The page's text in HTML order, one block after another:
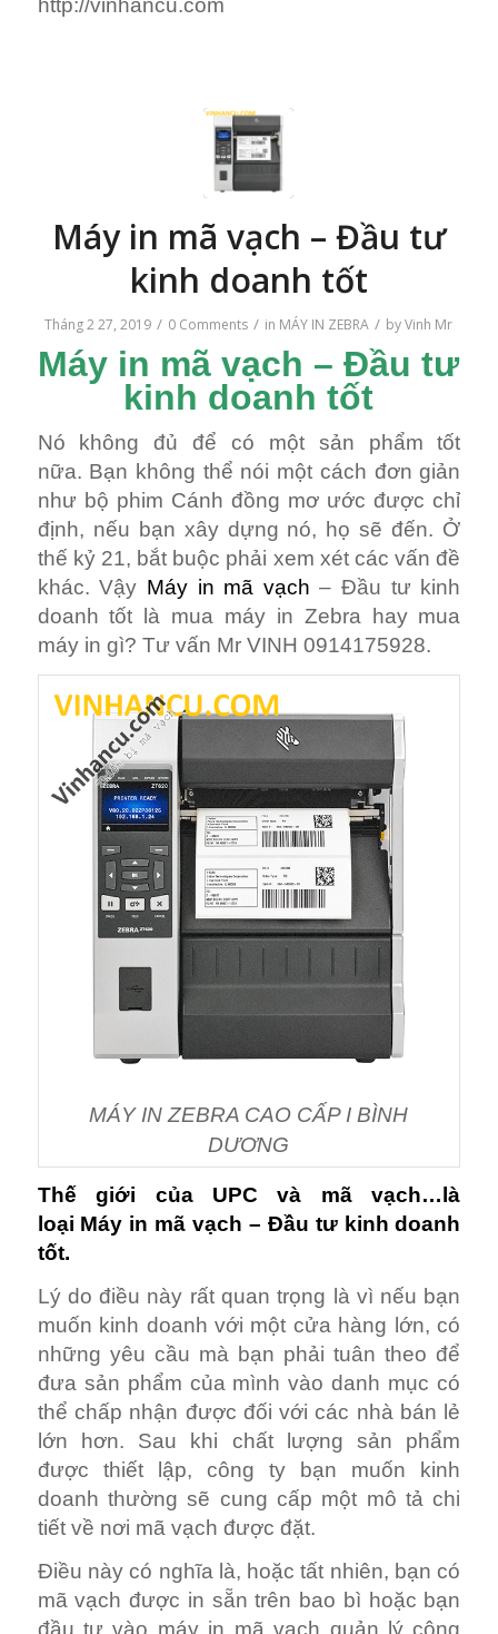
Máy in mã vạch – Đầu tư
kinh doanh tốt
Tháng 2 27, 2019 / 0 Comments / in MÁY IN ZEBRA / byVinh Mr
Máy in mã vạch – Đầu tư
kinh doanh tốt
Nó không đủ để có một sản phẩm tốt
nữa. Bạn không thể nói một cách đơn giản
như bộ phim Cánh đồng mơ ước được chỉ
định, nếu bạn xây dựng nó, họ sẽ đến. Ở
thế kỷ 21, bắt buộc phải xem xét các vấn đề
khác. Vậy Máy in mã vạch – Đầu tư kinh
doanh tốt là mua máy in Zebra hay mua
máy in gì? Tư vấn Mr VINH 0914175928.
MÁY IN ZEBRA CAO CẤP I BÌNH
DƯƠNG
Thế giới của UPCvà mã vạch…là
loại Máy in mã vạch – Đầu tư kinh doanh
tốt.
Lý do điều này rất quan trọng là vì nếu bạn
muốn kinh doanh với một cửa hàng lớn, có
những yêu cầu mà bạn phải tuân theo để
đưa sản phẩm của mình vào danh mục có
thể chấp nhận được đối với các nhà bán lẻ
lớn hơn. Sau khi chất lượng sản phẩm
được thiết lập, công ty bạn muốn kinh
doanh thường sẽ cung cấp một mô tả chi
tiết về nơi mã vạch được đặt.
Điều này có nghĩa là, hoặc tất nhiên, bạn có
mã vạch được in sẵn trên bao bì hoặc bạn
đầu tư vào máy in mã vạch quản lý công